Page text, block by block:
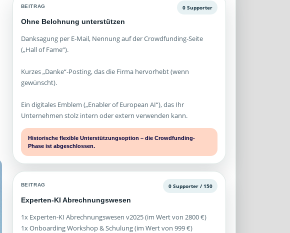
BEITRAG
Ohne Belohnung unterstützen
0 Supporter
Danksagung per E-Mail, Nennung auf der Crowdfunding-Seite
(„Hall of Fame“).
Kurzes „Danke“-Posting, das die Firma hervorhebt (wenn
gewünscht).
Ein digitales Emblem („Enabler of European AI“), das Ihr
Unternehmen stolz intern oder extern verwenden kann.
Historische flexible Unterstützungsoption – die Crowdfunding-
Phase ist abgeschlossen.
BEITRAG
Experten-KI Abrechnungswesen
0 Supporter / 150
1x Experten-KI Abrechnungswesen v2025 (im Wert von 2800 €)
1x Onboarding Workshop & Schulung (im Wert von 999 €)